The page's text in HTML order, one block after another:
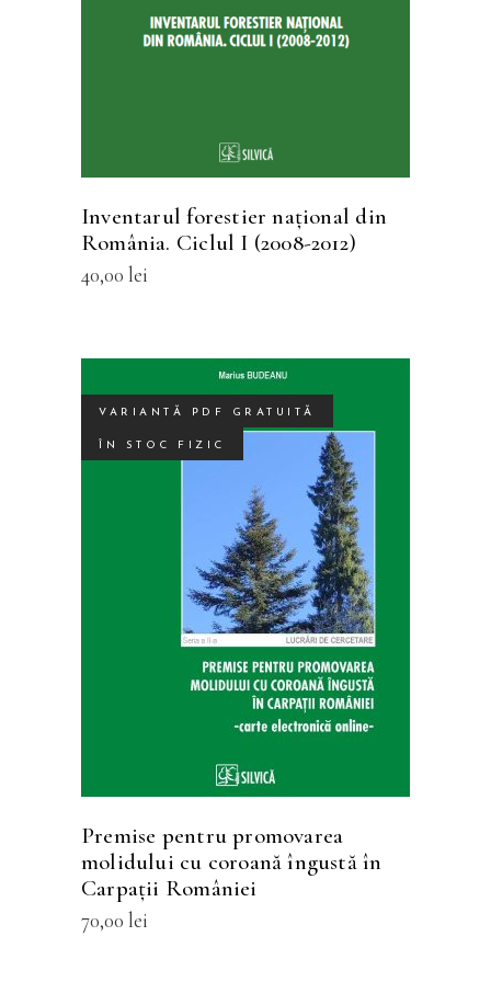
pot
Inventarul forestier naţional din
România. Ciclul I (2008-2012)
40,00 lei
VARIANTĂ PDF GRATUITĂ
ÎN STOC FIZIC
SELECTEAZĂ OPȚIUNILEAcest
produs
are
mai
multe
variații.
pot
Premise pentru promovarea
molidului cu coroană îngustă în
Carpaţii României
70,00 lei